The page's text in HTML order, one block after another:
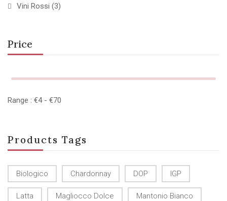
Vini Rossi (3)
Price
Range : €4 - €70
Products Tags
Biologico Chardonnay DOP IGP
Latta Magliocco Dolce Mantonio Bianco